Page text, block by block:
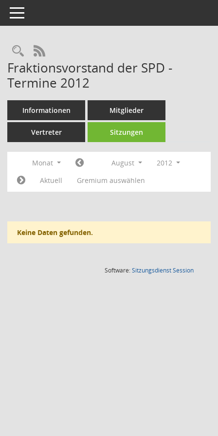
Toggle navigation
Rechercheauswahl
RSS-Feed
Fraktionsvorstand der SPD -
Termine 2012
Informationen Mitglieder
Vertreter Sitzungen
Monat August
2012
Aktuell
Gremium auswählen
Keine Daten gefunden.
Software:SitzungsdienstSession(Wird in